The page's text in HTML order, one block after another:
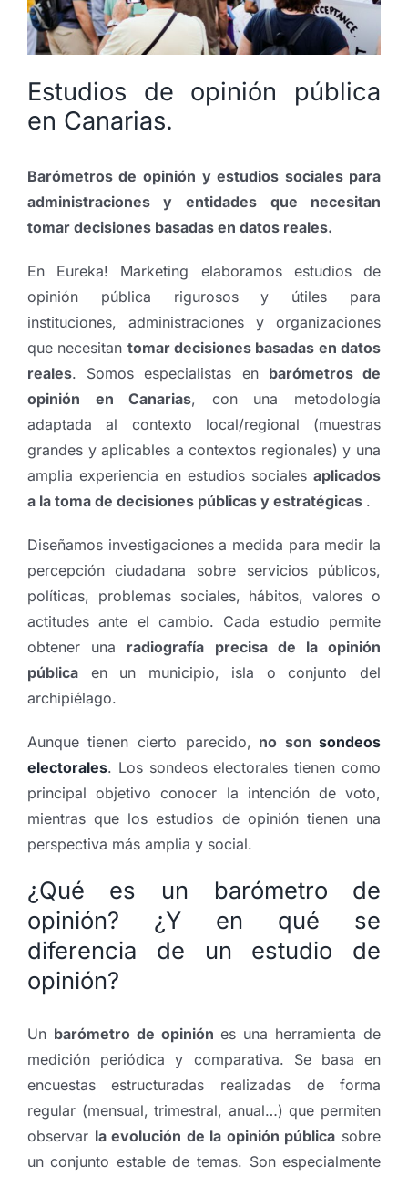
Estudios de opinión pública
en Canarias.
Barómetros de opinión y estudios sociales para
administraciones y entidades que necesitan
tomar decisiones basadas en datos reales.
En Eureka! Marketing elaboramos estudios de
opinión pública rigurosos y útiles para
instituciones, administraciones y organizaciones
que necesitan tomar decisiones basadas en datos
reales. Somos especialistas en barómetros de
opinión en Canarias, con una metodología
adaptada al contexto local/regional (muestras
grandes y aplicables a contextos regionales) y una
amplia experiencia en estudios socialesaplicados
a la toma de decisiones públicas y estratégicas .
Diseñamos investigaciones a medida para medir la
percepción ciudadana sobre servicios públicos,
políticas, problemas sociales, hábitos, valores o
actitudes ante el cambio. Cada estudio permite
obtener una radiografía precisa de la opinión
públicaen un municipio, isla o conjunto del
archipiélago.
Aunque tienen cierto parecido, no sonsondeos
electorales. Los sondeos electorales tienen como
principal objetivo conocer la intención de voto,
mientras que los estudios de opinión tienen una
perspectiva más amplia y social.
¿Qué es un barómetro de
opinión? ¿Y en qué se
diferencia de un estudio de
opinión?
Un barómetro de opinión es una herramienta de
medición periódica y comparativa. Se basa en
encuestas estructuradas realizadas de forma
regular (mensual, trimestral, anual…) que permiten
observar la evolución de la opinión pública sobre
un conjunto estable de temas. Son especialmente